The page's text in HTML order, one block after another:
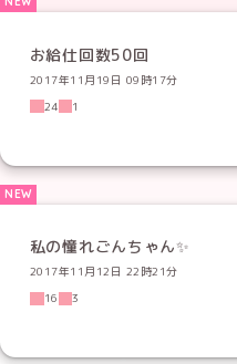
お給仕回数50回
2017年11月19日 09時17分
24
1
私の憧れごんちゃん✨
2017年11月12日 22時21分
16
3